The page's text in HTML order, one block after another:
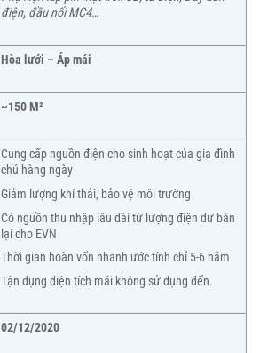
điện, đầu nối MC4…
Hòa lưới – Áp mái
~150 M²
Cung cấp nguồn điện cho sinh hoạt của gia đình
chú hàng ngày
Giảm lượng khí thải, bảo vệ môi trường
Có nguồn thu nhập lâu dài từ lượng điện dư bán
lại cho EVN
Thời gian hoàn vốn nhanh ước tính chỉ 5-6 năm
Tận dụng diện tích mái không sử dụng đến.
02/12/2020